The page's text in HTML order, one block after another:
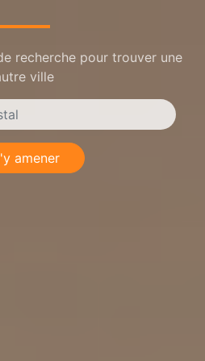
recherche pour trouver une
ville
amener